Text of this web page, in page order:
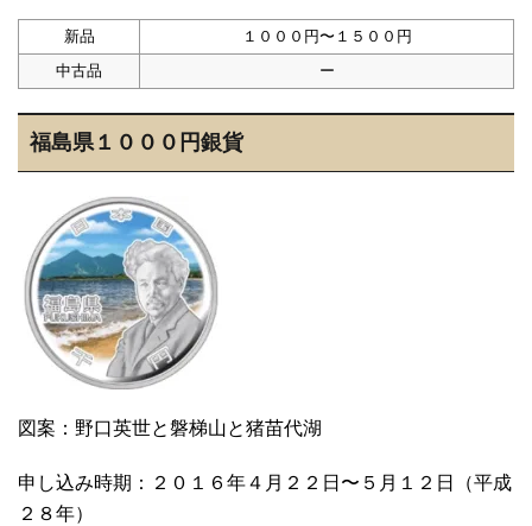
新品
１０００円〜１５００円
中古品
ー
福島県１０００円銀貨
図案：野口英世と磐梯山と猪苗代湖
申し込み時期：２０１６年４月２２日〜５月１２日（平成
２８年）